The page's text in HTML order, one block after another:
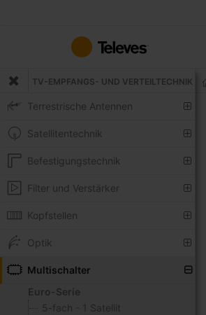
springen
TV-EMPFANGS- UND VERTEILTECHNIK
Terrestrische Antennen
Satellitentechnik
Befestigungstechnik
Filter und Verstärker
Kopfstellen
Optik
Multischalter
Euro-Serie
5-fach - 1 Satellit